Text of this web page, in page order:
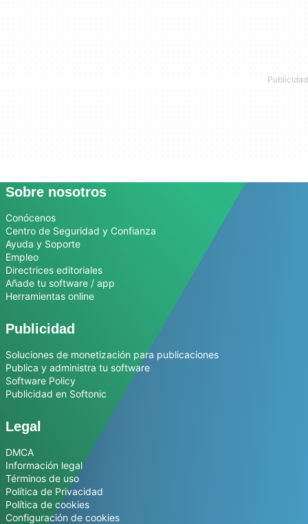
Sobre nosotros
Conócenos
Centro de Seguridad y Confianza
Ayuda y Soporte
Empleo
Directrices editoriales
Añade tu software / app
Herramientas online
Publicidad
Soluciones de monetización para publicaciones
Publica y administra tu software
Software Policy
Publicidad en Softonic
Legal
DMCA
Información legal
Términos de uso
Política de Privacidad
Política de cookies
Configuración de cookies